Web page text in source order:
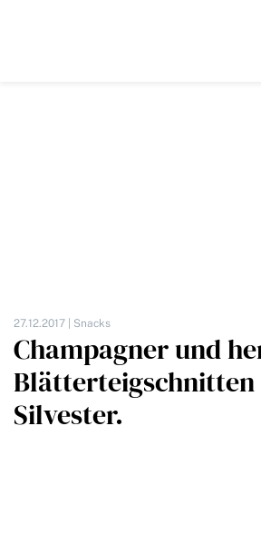
27.12.2017 | Snacks
Champagner und
Silvester.